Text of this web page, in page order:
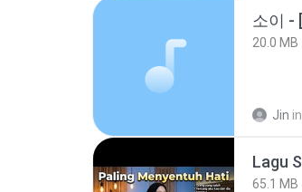
20.0 MB
Jin in
65.1 MB